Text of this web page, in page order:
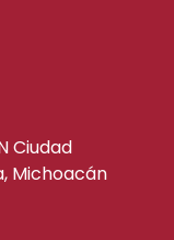
Ciudad
Michoacán